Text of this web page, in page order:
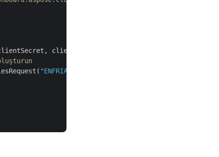
clientID);
"ENFRIADOR.dwg"